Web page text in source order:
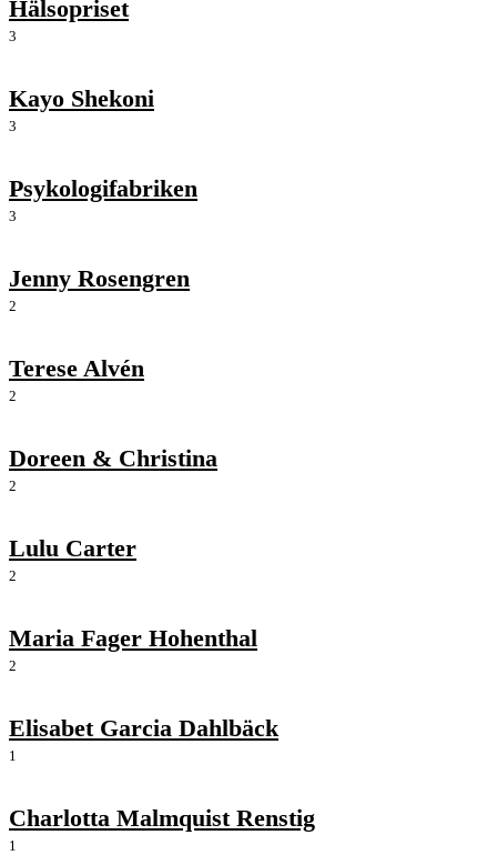
Hälsopriset
3
Kayo Shekoni
3
Psykologifabriken
3
Jenny Rosengren
2
Terese Alvén
2
Doreen & Christina
2
Lulu Carter
2
Maria Fager Hohenthal
2
Elisabet Garcia Dahlbäck
1
Charlotta Malmquist Renstig
1